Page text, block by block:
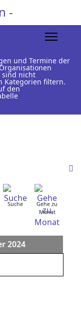
und Termine der
sind nicht
Kategorien filtern.
den
Suche
Gehe zu
Monat
2024